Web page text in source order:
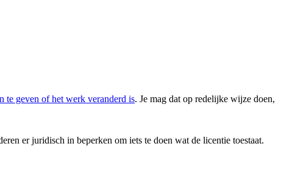
te geven of het werk veranderd is. Je mag dat op redelijke wijze doen,
er juridisch in beperken om iets te doen wat de licentie toestaat.